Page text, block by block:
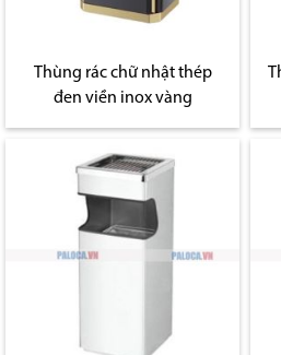
Thùng rác chữ nhật thép
đen viền inox vàng